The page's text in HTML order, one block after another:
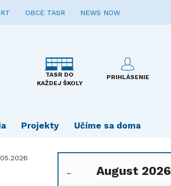
OBCE TASR NEWS NOW
TASR DO
KAŽDEJ ŠKOLY
PRIHLÁSENIE
Projekty Učíme sa doma
← August 2026